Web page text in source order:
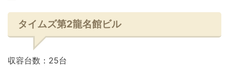
タイムズ第2龍名館ビル
収容台数：25台